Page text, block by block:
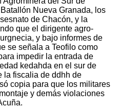
Nueva Granada, los
de Chacón, y la
que el dirigente agro-
y bajo informes de
se señala a Teofilo como
impedir la entrada de
kedahda en el sur de
la fiscalia de ddhh de
copia para que los militares
y demás violaciones